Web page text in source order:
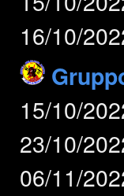
16/10/
15/10/
23/10/
06/11/